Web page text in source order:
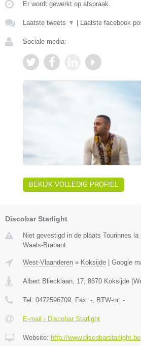
Er wordt gewerkt op afspraak.
Laatste tweets ▼ Laatste facebook
Sociale media:
BEKIJK VOLLEDIG PROFIEL
Discobar Starlight
Niet gevestigd in de plaats Tourinnes
Waals-Brabant.
West-Vlaanderen » Koksijde Google
Albert Bliecklaan, 17 8670 Koksijde (
Tel: 0472596709 , Fax: - , BTW-nr: -
E-mail › Discobar Starlight
Website: http://www.discobarstarlight.be